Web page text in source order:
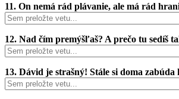
11. On nemá rád plávanie, ale má rád
12. Nad čím premýšľaš? A prečo tu sedíš
13. Dávid je strašný! Stále si doma